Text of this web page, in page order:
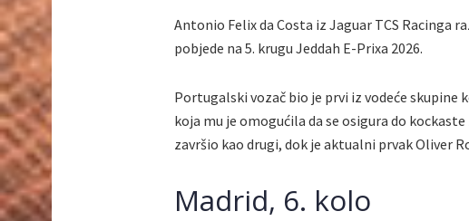
Antonio Felix da Costa iz Jaguar TCS Racinga
pobjede na 5. krugu Jeddah E-Prixa 2026.
Portugalski vozač bio je prvi iz vodeće skupine
koja mu je omogućila da se osigura do
završio kao drugi, dok je aktualni prvak Oliver
Madrid, 6. kolo